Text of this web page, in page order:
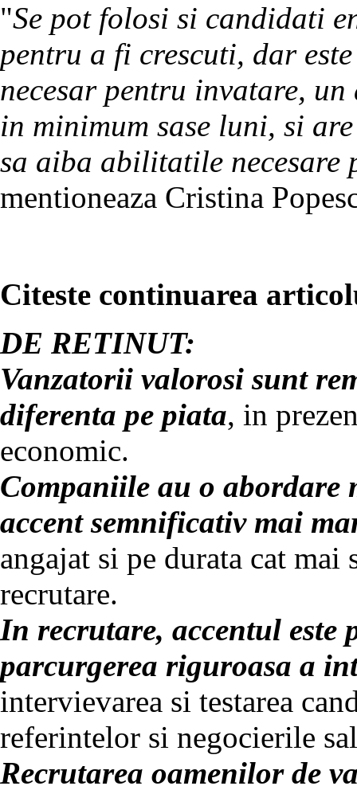
"Se pot folosi si candidati
pentru a fi crescuti, dar
necesar pentru invatare,
in minimum sase luni, si
sa aiba abilitatile necesare
mentioneaza Cristina
Citeste continuarea
DE RETINUT:
Vanzatorii valorosi sunt
diferenta pe piata, in
economic.
Companiile au o
accent semnificativ mai
angajat si pe durata cat
recrutare.
In recrutare, accentul este
parcurgerea riguroasa a
intervievarea si testarea
referintelor si negocierile
Recrutarea oamenilor de